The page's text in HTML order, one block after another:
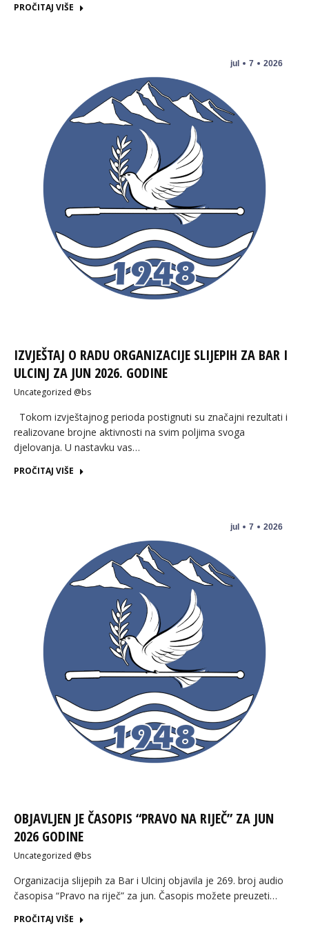
PROČITAJ VIŠE
jul 7 2026
IZVJEŠTAJ O RADU ORGANIZACIJE SLIJEPIH ZA BAR I
ULCINJ ZA JUN 2026. GODINE
Uncategorized @bs
Tokom izvještajnog perioda postignuti su značajni rezultati i
realizovane brojne aktivnosti na svim poljima svoga
djelovanja. U nastavku vas…
PROČITAJ VIŠE
jul 7 2026
OBJAVLJEN JE ČASOPIS “PRAVO NA RIJEČ” ZA JUN
2026 GODINE
Uncategorized @bs
Organizacija slijepih za Bar i Ulcinj objavila je 269. broj audio
časopisa “Pravo na riječ” za jun. Časopis možete preuzeti…
PROČITAJ VIŠE